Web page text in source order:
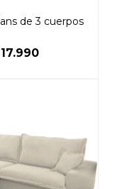
de 3 cuerpos
17.990